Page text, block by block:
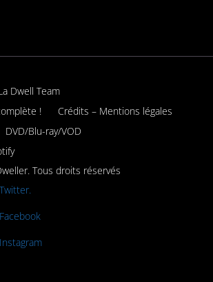
Dwell Team
!
Crédits – Mentions légales
DVD/Blu-ray/VOD
Tous droits réservés
Twitter.
Facebook
Instagram